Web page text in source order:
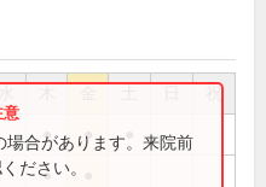
祝
● ●
●
場合があります。来院前
ださい。